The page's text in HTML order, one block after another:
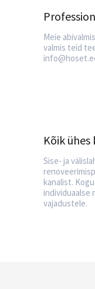
Meie
valmis teid
Kõik ühes
Sise- ja
kanalist.
individuaalse
vajadustele.